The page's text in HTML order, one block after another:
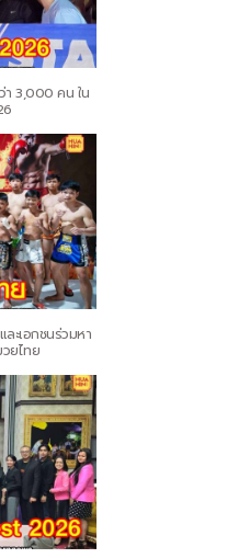
3,000 คน ใน
ะเอกชนร่วมหา
ยไทย